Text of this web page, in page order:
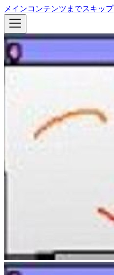
メインコンテンツまでスキップ